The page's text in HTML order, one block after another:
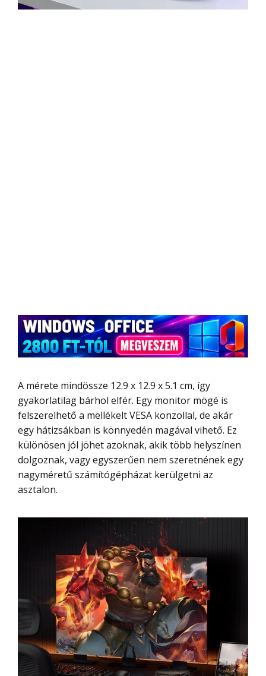
A mérete mindössze 12.9 x 12.9 x 5.1 cm, így
gyakorlatilag bárhol elfér. Egy monitor mögé is
felszerelhető a mellékelt VESA konzollal, de akár
egy hátizsákban is könnyedén magával vihető. Ez
különösen jól jöhet azoknak, akik több helyszínen
dolgoznak, vagy egyszerűen nem szeretnének egy
nagyméretű számítógépházat kerülgetni az
asztalon.